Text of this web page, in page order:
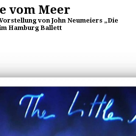
vom Meer
von John Neumeiers „Die
Hamburg Ballett